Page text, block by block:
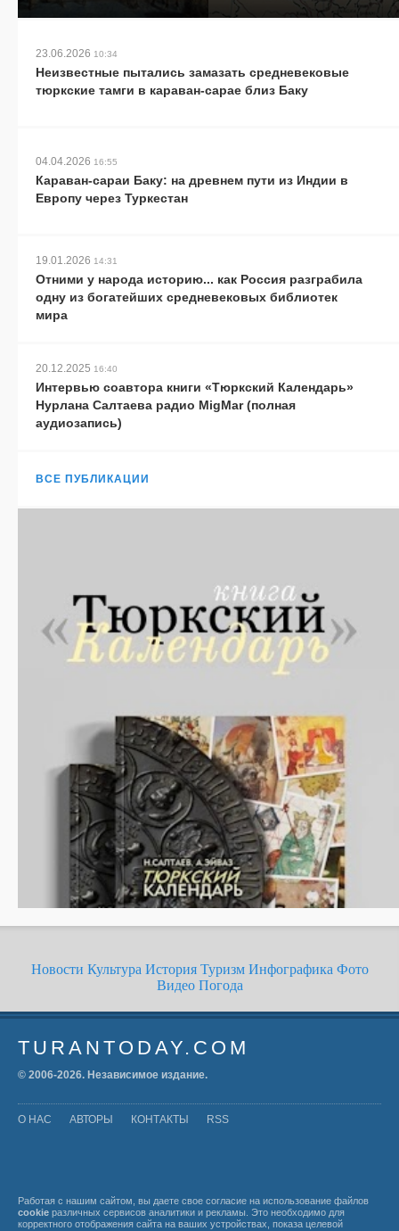
23.06.2026 10:34
Неизвестные пытались замазать средневековые
тюркские тамги в караван-сарае близ Баку
04.04.2026 16:55
Караван-сараи Баку: на древнем пути из Индии в
Европу через Туркестан
19.01.2026 14:31
Отними у народа историю... как Россия разграбила
одну из богатейших средневековых библиотек
мира
20.12.2025 16:40
Интервью соавтора книги «Тюркский Календарь»
Нурлана Салтаева радио MigMar (полная
аудиозапись)
ВСЕ ПУБЛИКАЦИИ
Новости Культура История Туризм Инфографика Фото
Видео Погода
TURANTODAY.COM
© 2006-2026. Независимое издание.
О НАС АВТОРЫ КОНТАКТЫ RSS
Работая с нашим сайтом, вы даете свое согласие на использование файлов
cookie различных сервисов аналитики и рекламы. Это необходимо для
корректного отображения сайта на ваших устройствах, показа целевой